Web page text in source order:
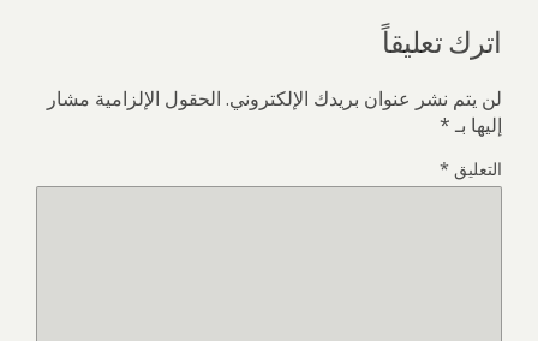
اترك تعليقاً
لن يتم نشر عنوان بريدك الإلكتروني. الحقول الإلزامية مشار
إليها بـ*
التعليق *